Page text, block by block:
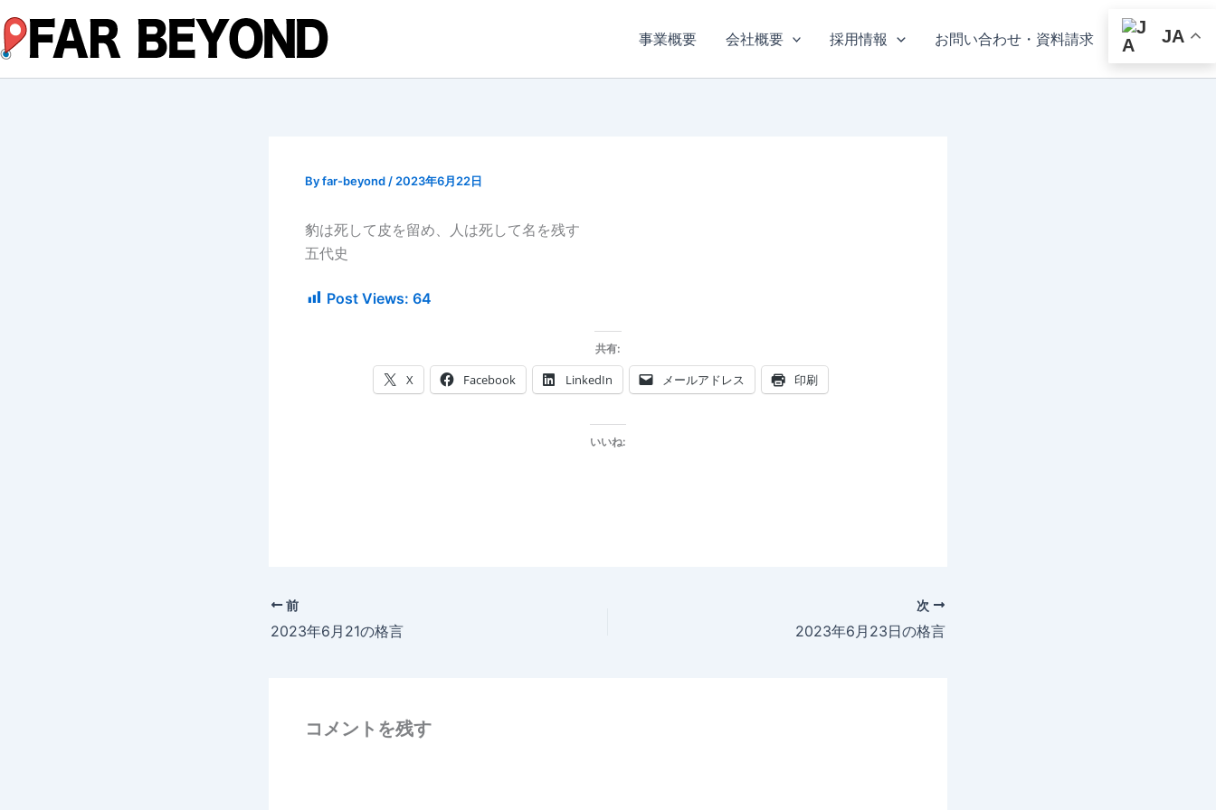
容
を
ス
事業概要 会社概要 採用情報 お問い合わせ・資料請求 JA
Byfar-beyond / 2023年6月22日
豹は死して皮を留め、人は死して名を残す
五代史
Post Views: 64
共有:
X Facebook LinkedIn メールアドレス 印刷
いいね:
前
2023年6月21の格言
次
2023年6月23日の格言
コメントを残す